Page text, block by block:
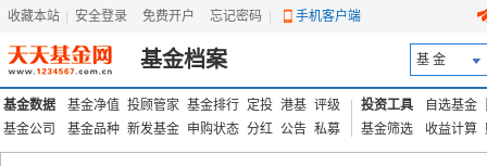
收藏本站 安全登录 免费开户 忘记密码 手机客户端
基金档案 基 金
基金数据 基金净值 投顾管家 基金排行 定投 港基 评级
基金公司
基金品种 新发基金 申购状态 分红 公告 私募
投资工具 自选基金
基金筛选
收益计算